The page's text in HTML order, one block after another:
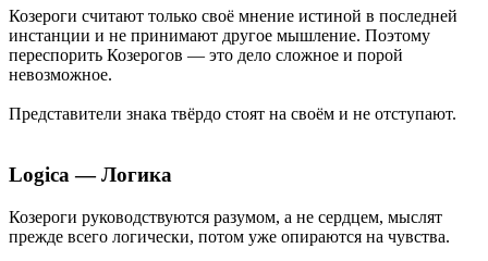
Козероги считают только своё мнение истиной в последней
инстанции и не принимают другое мышление. Поэтому
переспорить Козерогов — это дело сложное и порой
невозможное.
Представители знака твёрдо стоят на своём и не отступают.
Logica — Логика
Козероги руководствуются разумом, а не сердцем, мыслят
прежде всего логически, потом уже опираются на чувства.